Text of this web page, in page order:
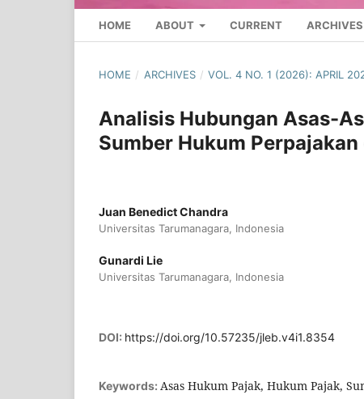
HOME ABOUT CURRENT ARCHIVES
HOME / ARCHIVES / VOL. 4 NO. 1 (2026): APRIL
Analisis Hubungan Asas-
Sumber Hukum
Juan Benedict Chandra
Universitas Tarumanagara, Indonesia
Gunardi Lie
Universitas Tarumanagara, Indonesia
DOI: https://doi.org/10.57235/jleb.v4i1.8354
Keywords: Asas Hukum Pajak, Hukum Pajak,